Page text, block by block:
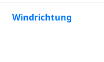
Windrichtung